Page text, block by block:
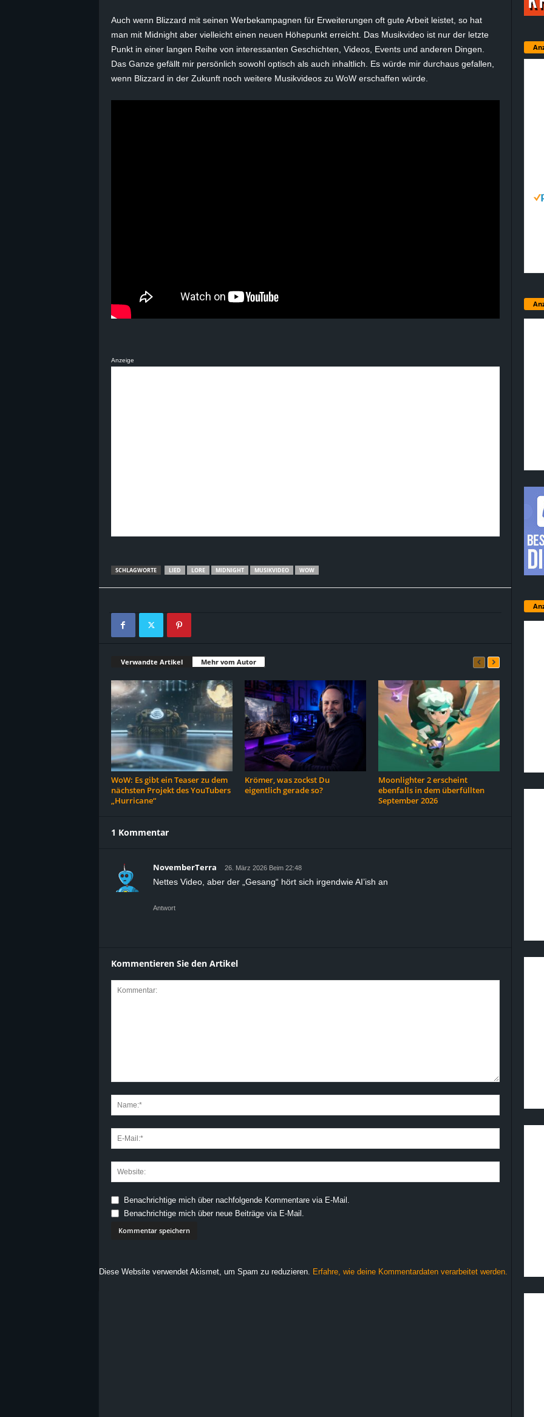
e
r
B
l
Auch wenn Blizzard mit seinen Werbekampagnen für Erweiterungen oft gute Arbeit leistet, so hat
man mit Midnight aber vielleicht einen neuen Höhepunkt erreicht. Das Musikvideo ist nur der letzte
Punkt in einer langen Reihe von interessanten Geschichten, Videos, Events und anderen Dingen.
Das Ganze gefällt mir persönlich sowohl optisch als auch inhaltlich. Es würde mir durchaus gefallen,
wenn Blizzard in der Zukunft noch weitere Musikvideos zu WoW erschaffen würde.
Anzeige
SCHLAGWORTE LIED LORE MIDNIGHT MUSIKVIDEO WOW
Verwandte Artikel Mehr vom Autor
WoW: Es gibt ein Teaser zu dem
nächsten Projekt des YouTubers
„Hurricane“
Krömer, was zockst Du
eigentlich gerade so?
Moonlighter 2 erscheint
ebenfalls in dem überfüllten
September 2026
1 Kommentar
NovemberTerra 26. März 2026 Beim 22:48
Nettes Video, aber der „Gesang“ hört sich irgendwie AI’ish an
Antwort
Kommentieren Sie den Artikel
Benachrichtige mich über nachfolgende Kommentare via E-Mail.
Benachrichtige mich über neue Beiträge via E-Mail.
Diese Website verwendet Akismet, um Spam zu reduzieren. Erfahre, wie deine Kommentardaten verarbeitet werden.